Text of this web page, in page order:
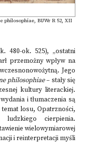
philosophiae, BUWr R 52, XII
480-ok. 525), „ostatni
przemożny wpływ na
Jego
philosophiae– stały się
kultury literackiej.
i tłumaczenia są
losu, Opatrzności,
cierpienia.
wielowymiarowej
i reinterpretacji myśli